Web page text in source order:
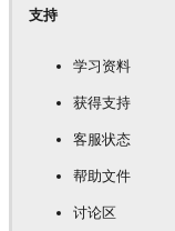
支持
学习资料
获得支持
客服状态
帮助文件
讨论区